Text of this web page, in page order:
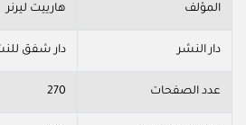
المؤلف هارييت ليرنر
دار النشر دار شفق
عدد الصفحات 270